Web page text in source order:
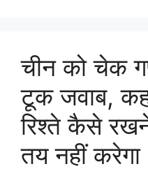
चीन को चेक
टूक जवाब,
रिश्ते कैसे
तय नहीं करेगा